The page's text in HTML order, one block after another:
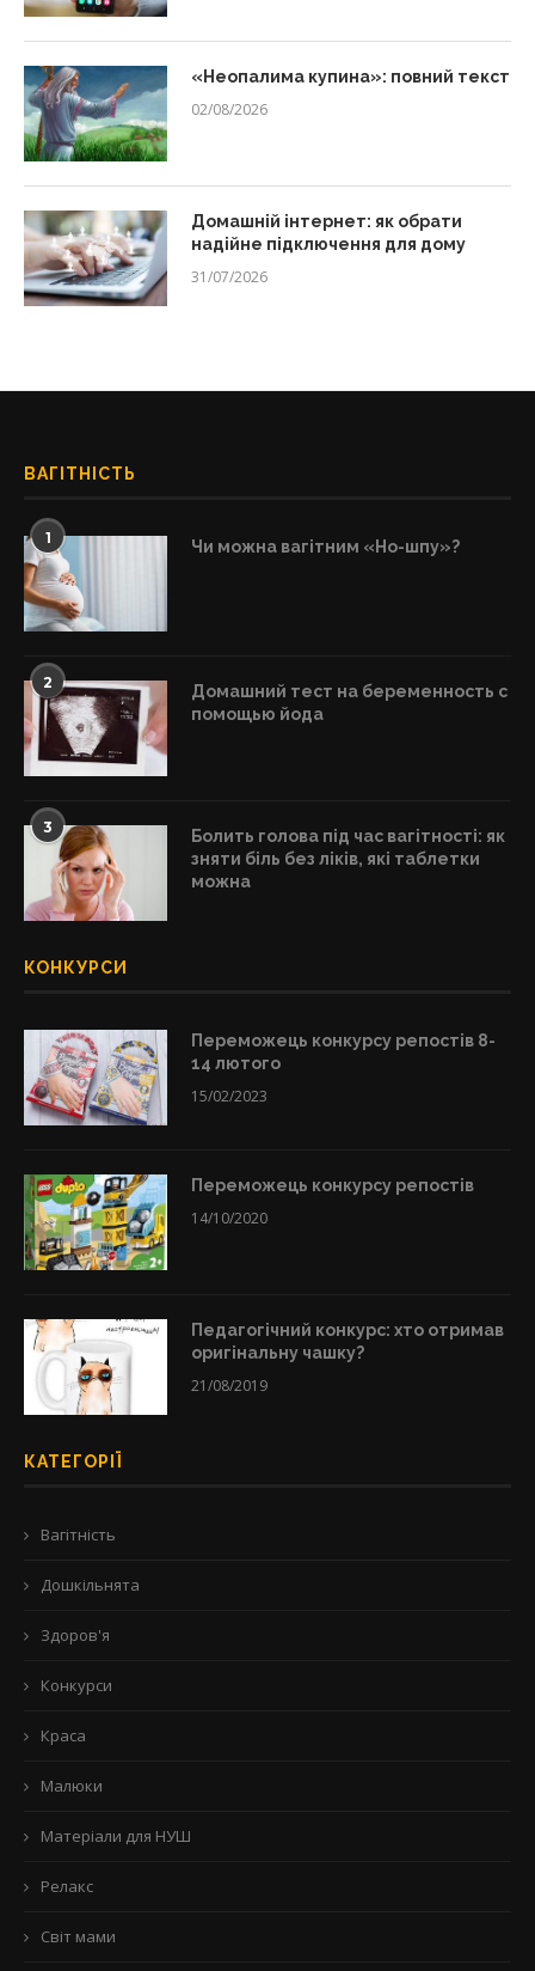
«Неопалима купина»: повний текст
02/08/2026
Домашній інтернет: як обрати
надійне підключення для дому
31/07/2026
ВАГІТНІСТЬ
1 Чи можна вагітним «Но-шпу»?
2
Домашний тест на беременность с
помощью йода
3
Болить голова під час вагітності: як
зняти біль без ліків, які таблетки
можна
КОНКУРСИ
Переможець конкурсу репостів 8-
14 лютого
15/02/2023
Переможець конкурсу репостів
14/10/2020
Педагогічний конкурс: хто отримав
оригінальну чашку?
21/08/2019
КАТЕГОРІЇ
Вагітність
Дошкільнята
Здоров'я
Конкурси
Краса
Малюки
Матеріали для НУШ
Релакс
Світ мами